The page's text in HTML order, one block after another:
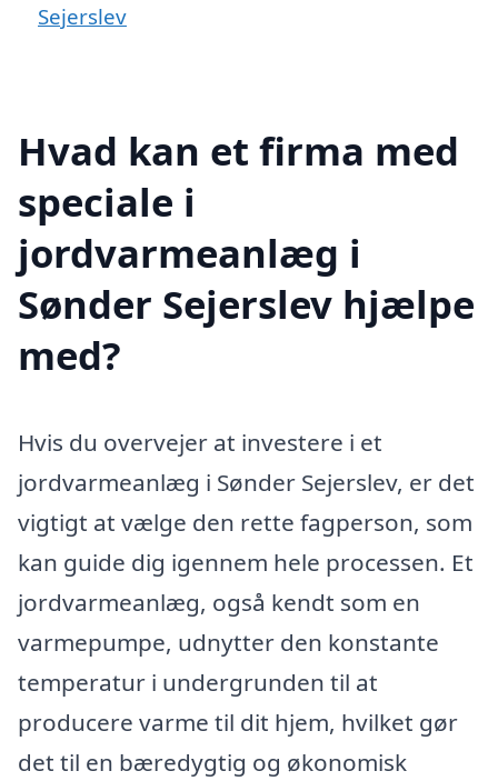
Sejerslev
Hvad kan et firma med
speciale i
jordvarmeanlæg i
Sønder Sejerslev hjælpe
med?
Hvis du overvejer at investere i et
jordvarmeanlæg i Sønder Sejerslev, er det
vigtigt at vælge den rette fagperson, som
kan guide dig igennem hele processen. Et
jordvarmeanlæg, også kendt som en
varmepumpe, udnytter den konstante
temperatur i undergrunden til at
producere varme til dit hjem, hvilket gør
det til en bæredygtig og økonomisk